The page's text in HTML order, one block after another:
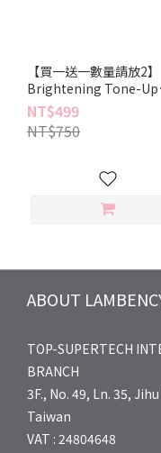
【買一送一數量請放2】
Brightening Tone-Up
Sunscreen 30ml
NT$499
NT$750
ABOUT
TOP-SUPERTECH
BRANCH
3F., No. 49, Ln. 35,
Taiwan
VAT : 24804648